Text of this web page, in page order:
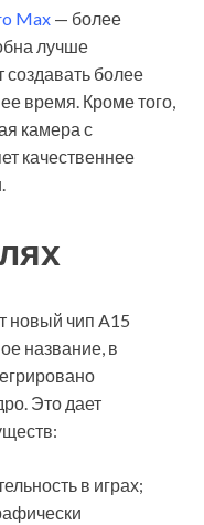
Max — более
лучше
создавать более
время. Кроме того,
камера с
качественнее
новый чип A15
название, в
Это дает
в играх;